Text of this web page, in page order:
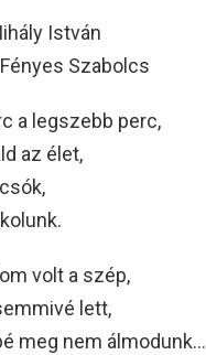
István
Fényes Szabolcs
a legszebb perc,
az élet,
volt a szép,
lett,
meg nem álmodunk…